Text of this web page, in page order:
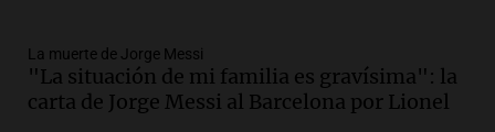
Audio.Bomberos asisten a senderista
con fractura de tobillo en refugio Doña
Rosa
La muerte de Jorge Messi
"La situación de mi familia es gravísima": la
carta de Jorge Messi al Barcelona por Lionel